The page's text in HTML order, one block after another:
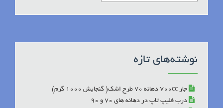
نوشته‌های تازه
جار 700cc دهانه 70 طرح اشک( گنجایش 1000 گرم)
درب فلیپ تاپ در دهانه های 70 و 90